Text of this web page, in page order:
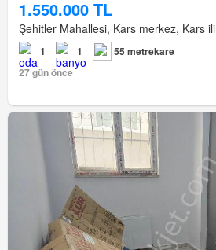
1.550.000 TL
Şehitler Mahallesi, Kars merkez, Kars ili
1 1
55 metrekare
27 gün önce